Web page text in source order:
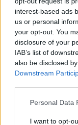
interest-based ads
us or personal
your opt-out. You
disclosure of your
IAB’s list of
also be disclosed
Downstream
Personal Data
I want to opt-